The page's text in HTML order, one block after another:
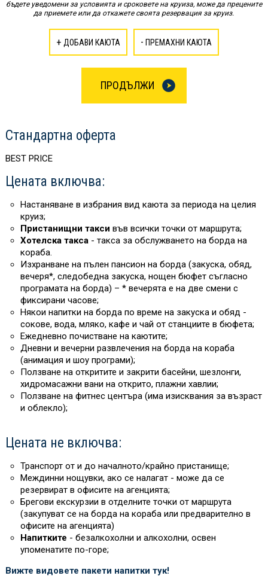
бъдете уведомени за условията и сроковете на круиза, може да прецените
да приемете или да откажете своята резервация за круиз.
+ ДОБАВИ КАЮТА - ПРЕМАХНИ КАЮТА
ПРОДЪЛЖИ
Стандартна оферта
BEST PRICE
Цената включва:
Настаняване в избрания вид каюта за периода на целия
круиз;
Пристанищни такси във всички точки от маршрута;
Хотелска такса - такса за обслужването на борда на
кораба.
Изхранване на пълен пансион на борда (закуска, обяд,
вечеря*, следобедна закуска, нощен бюфет съгласно
програмата на борда) – * вечерята е на две смени с
фиксирани часове;
Някои напитки на борда по време на закуска и обяд -
сокове, вода, мляко, кафе и чай от станциите в бюфета;
Ежедневно почистване на каютите;
Дневни и вечерни развлечения на борда на кораба
(анимация и шоу програми);
Ползване на откритите и закрити басейни, шезлонги,
хидромасажни вани на открито, плажни хавлии;
Ползване на фитнес центъра (има изисквания за възраст
и облекло);
Цената не включва:
Транспорт от и до началното/крайно пристанище;
Междинни нощувки, ако се налагат - може да се
резервират в офисите на агенцията;
Брегови екскурзии в отделните точки от маршрута
(закупуват се на борда на кораба или предварително в
офисите на агенцията)
Напитките - безалкохолни и алкохолни, освен
упоменатите по-горе;
Вижте видовете пакети напитки тук!